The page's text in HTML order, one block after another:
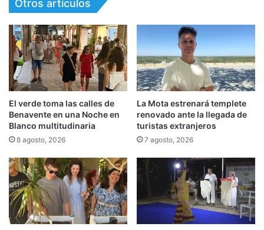
Otros artículos
El verde toma las calles de
Benavente en una Noche en
Blanco multitudinaria
8 agosto, 2026
La Mota estrenará templete
renovado ante la llegada de
turistas extranjeros
7 agosto, 2026